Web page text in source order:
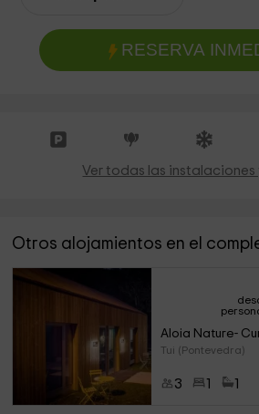
RESERVA
Ver todas las instalaciones
Otros alojamientos en el
Aloia Nature-
Tui (Pontevedra)
3